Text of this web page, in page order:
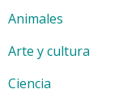
Animales
Arte y cultura
Ciencia